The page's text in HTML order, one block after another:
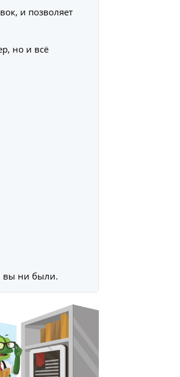
и позволяет
но и всё
вы ни были.